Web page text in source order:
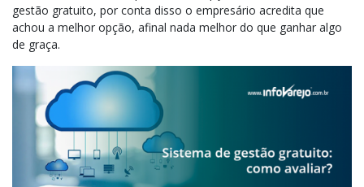
gestão gratuito, por conta disso o empresário acredita que
achou a melhor opção, afinal nada melhor do que ganhar algo
de graça.